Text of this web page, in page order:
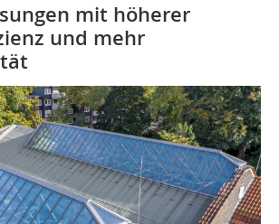
mit höherer
und mehr